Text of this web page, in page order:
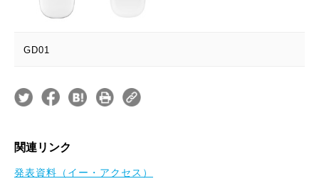
GD01
関連リンク
発表資料（イー・アクセス）